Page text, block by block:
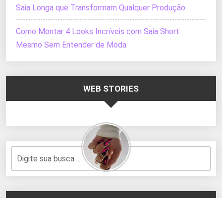
Saia Longa que Transformam Qualquer Produção
Como Montar 4 Looks Incríveis com Saia Short
Mesmo Sem Entender de Moda
WEB STORIES